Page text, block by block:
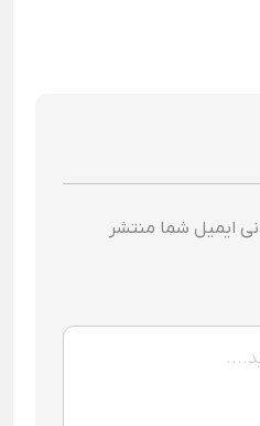
ایمیل شما منتشر